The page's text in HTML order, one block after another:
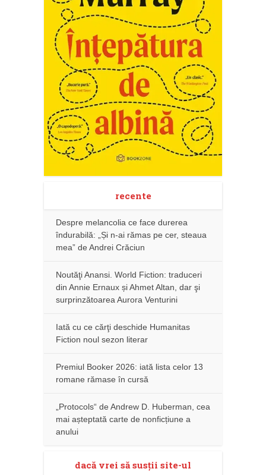
recente
Despre melancolia ce face durerea
îndurabilă: „Și n-ai rămas pe cer, steaua
mea” de Andrei Crăciun
Noutăţi Anansi. World Fiction: traduceri
din Annie Ernaux și Ahmet Altan, dar şi
surprinzătoarea Aurora Venturini
Iată cu ce cărţi deschide Humanitas
Fiction noul sezon literar
Premiul Booker 2026: iată lista celor 13
romane rămase în cursă
„Protocols“ de Andrew D. Huberman, cea
mai așteptată carte de nonficțiune a
anului
dacă vrei să susţii site-ul